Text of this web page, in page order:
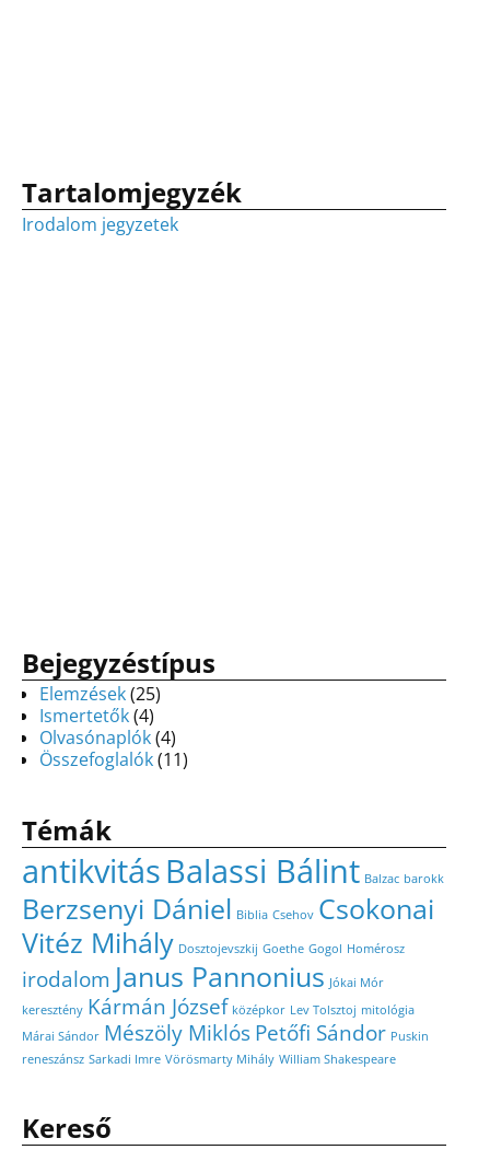
Tartalomjegyzék
Irodalom jegyzetek
Bejegyzéstípus
Elemzések(25)
Ismertetők(4)
Olvasónaplók(4)
Összefoglalók(11)
Témák
antikvitásBalassi Bálint Balzac barokk
Berzsenyi Dániel Biblia Csehov Csokonai
Vitéz Mihály Dosztojevszkij Goethe Gogol Homérosz
irodalom Janus Pannonius Jókai Mór
keresztény Kármán József középkor Lev Tolsztoj mitológia
Márai Sándor Mészöly MiklósPetőfi Sándor Puskin
reneszánsz Sarkadi Imre Vörösmarty Mihály William Shakespeare
Kereső